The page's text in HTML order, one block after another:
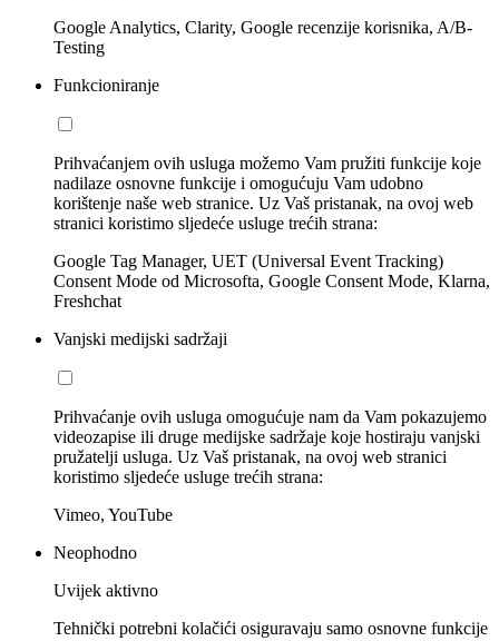
Google Analytics, Clarity, Google recenzije korisnika, A/B-
Testing
Funkcioniranje
Prihvaćanjem ovih usluga možemo Vam pružiti funkcije koje
nadilaze osnovne funkcije i omogućuju Vam udobno
korištenje naše web stranice. Uz Vaš pristanak, na ovoj web
stranici koristimo sljedeće usluge trećih strana:
Google Tag Manager, UET (Universal Event Tracking)
Consent Mode od Microsofta, Google Consent Mode, Klarna,
Freshchat
Vanjski medijski sadržaji
Prihvaćanje ovih usluga omogućuje nam da Vam pokazujemo
videozapise ili druge medijske sadržaje koje hostiraju vanjski
pružatelji usluga. Uz Vaš pristanak, na ovoj web stranici
koristimo sljedeće usluge trećih strana:
Vimeo, YouTube
Neophodno
Uvijek aktivno
Tehnički potrebni kolačići osiguravaju samo osnovne funkcije